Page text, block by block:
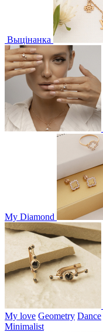
Выцінанка
My Diamond
My love Geometry Dance
Minimalist